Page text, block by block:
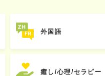
外国語
癒し/心理/セラピー